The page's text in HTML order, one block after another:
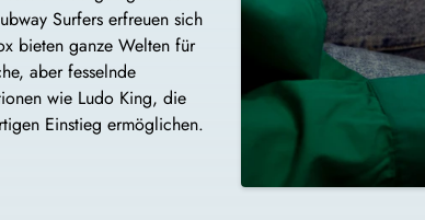
Surfers erfreuen sich
bieten ganze Welten für
aber fesselnde
wie Ludo King, die
Einstieg ermöglichen.